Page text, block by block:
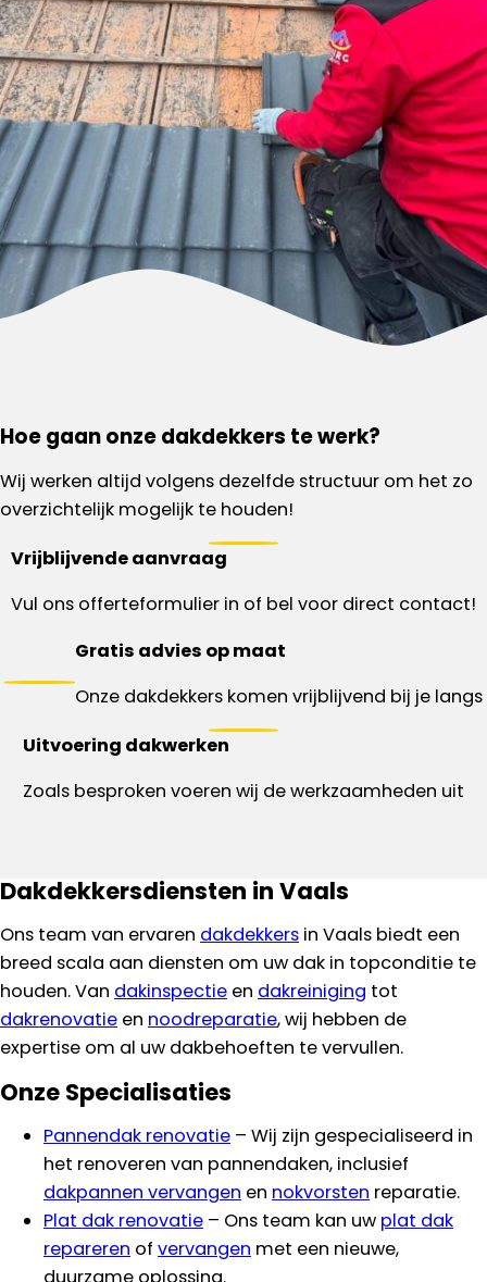
Hoe gaan onze dakdekkers te werk?
Wij werken altijd volgens dezelfde structuur om het zo
overzichtelijk mogelijk te houden!
Vrijblijvende aanvraag
Vul ons offerteformulier in of bel voor direct contact!
Gratis advies op maat
Onze dakdekkers komen vrijblijvend bij je langs
Uitvoering dakwerken
Zoals besproken voeren wij de werkzaamheden uit
Dakdekkersdiensten in Vaals
Ons team van ervaren dakdekkers in Vaals biedt een
breed scala aan diensten om uw dak in topconditie te
houden. Van dakinspectie en dakreiniging tot
dakrenovatie en noodreparatie, wij hebben de
expertise om al uw dakbehoeften te vervullen.
Onze Specialisaties
Pannendak renovatie – Wij zijn gespecialiseerd in
het renoveren van pannendaken, inclusief
dakpannen vervangen en nokvorsten reparatie.
Plat dak renovatie – Ons team kan uw plat dak
repareren of vervangen met een nieuwe,